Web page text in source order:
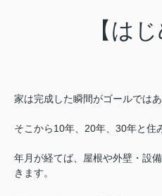
【は
家は完成した瞬間がゴールではあ
そこから10年、20年、30年と住
年月が経てば、屋根や外壁・設
きます。